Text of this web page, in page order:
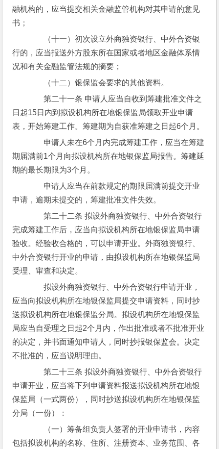
融机构的，应当提交相关金融监管机构对其申请的意见
书；
（十一）初次设立外商独资银行、中外合资银
行的，应当报送外方股东所在国家或者地区金融体系情
况和有关金融监管法规的摘要；
（十二）银保监会要求的其他资料。
第二十一条 申请人应当自收到筹建批准文件之
日起15日内到拟设机构所在地银保监局领取开业申请
表，开始筹建工作。筹建期为自获准筹建之日起6个月。
申请人未在6个月内完成筹建工作，应当在筹建
期届满前1个月向拟设机构所在地银保监局报告。筹建延
期的最长期限为3个月。
申请人应当在前款规定的期限届满前提交开业
申请，逾期未提交的，筹建批准文件失效。
第二十二条 拟设外商独资银行、中外合资银行
完成筹建工作后，应当向拟设机构所在地银保监局申请
验收。经验收合格的，可以申请开业。外商独资银行、
中外合资银行开业的申请，由拟设机构所在地银保监局
受理、审查和决定。
拟设外商独资银行、中外合资银行申请开业，
应当向拟设机构所在地银保监局提交申请资料，同时抄
送拟设机构所在地银保监分局。拟设机构所在地银保监
局应当自受理之日起2个月内，作出批准或者不批准开业
的决定，并书面通知申请人，同时抄报银保监会。决定
不批准的，应当说明理由。
第二十三条 拟设外商独资银行、中外合资银行
申请开业，应当将下列申请资料报送拟设机构所在地银
保监局（一式两份），同时抄送拟设机构所在地银保监
分局（一份）：
（一）筹备组负责人签署的开业申请书，内容
包括拟设机构的名称、住所、注册资本、业务范围、各